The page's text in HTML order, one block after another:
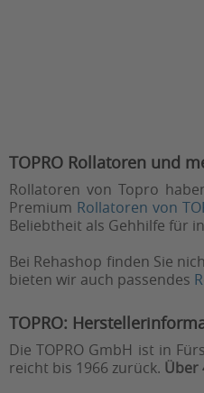
TOPRO Rollatoren und
Rollatoren von Topro
Premium Rollatoren von
Beliebtheit als Gehhilfe für
Bei Rehashop finden Sie
bieten wir auch passendes
TOPRO:
Die TOPRO GmbH ist in
reicht bis 1966 zurück. Über